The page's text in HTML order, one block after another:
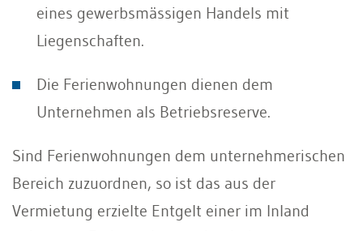
eines gewerbsmässigen Handels mit
Liegenschaften.
Die Ferienwohnungen dienen dem
Unternehmen als Betriebsreserve.
Sind Ferienwohnungen dem unternehmerischen
Bereich zuzuordnen, so ist das aus der
Vermietung erzielte Entgelt einer im Inland